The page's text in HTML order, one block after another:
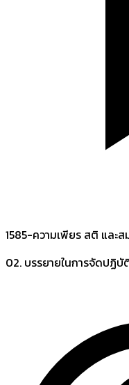
1585-ความเพียร สติ และ
02. บรรยายในการจัดปฏิบั